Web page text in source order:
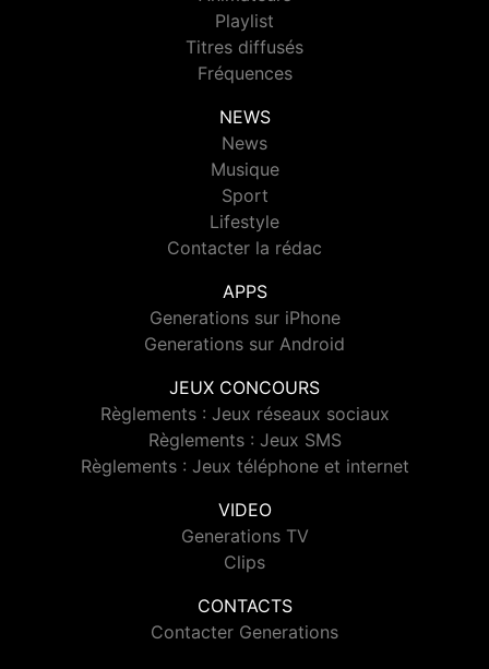
Playlist
Titres diffusés
Fréquences
NEWS
News
Musique
Sport
Lifestyle
Contacter la rédac
APPS
Generations sur iPhone
Generations sur Android
JEUX CONCOURS
Règlements : Jeux réseaux sociaux
Règlements : Jeux SMS
Règlements : Jeux téléphone et internet
VIDEO
Generations TV
Clips
CONTACTS
Contacter Generations